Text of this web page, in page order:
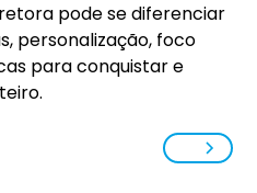
pode se diferenciar
personalização, foco
para conquistar e